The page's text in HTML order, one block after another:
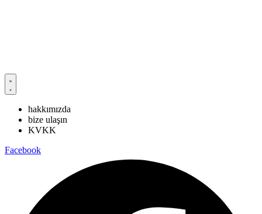
hakkımızda
bize ulaşın
KVKK
Facebook